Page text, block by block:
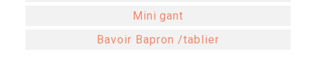
Mini gant
Bavoir Bapron /tablier